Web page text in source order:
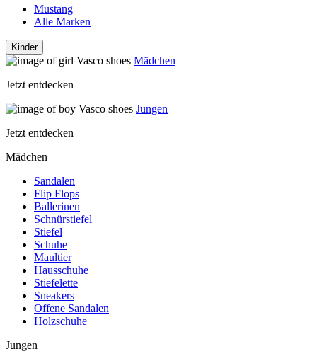
Mustang
Alle Marken
Kinder
Mädchen
Jetzt entdecken
Jungen
Jetzt entdecken
Mädchen
Sandalen
Flip Flops
Ballerinen
Schnürstiefel
Stiefel
Schuhe
Maultier
Hausschuhe
Stiefelette
Sneakers
Offene Sandalen
Holzschuhe
Jungen